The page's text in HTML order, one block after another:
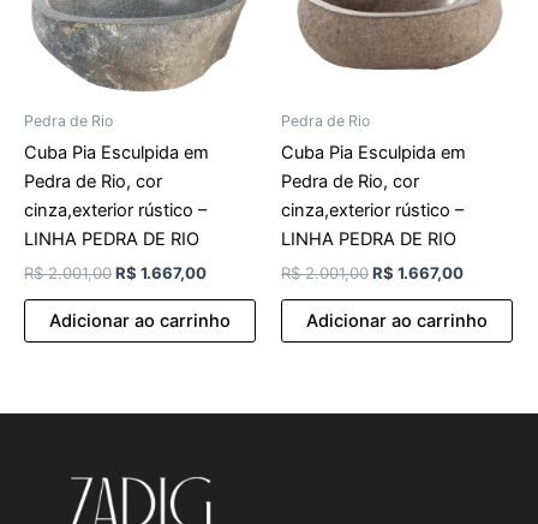
Pedra de Rio
Cuba Pia Esculpida em
Pedra de Rio, cor
cinza,exterior rústico –
LINHA PEDRA DE RIO
R$2.001,00R$ 1.667,00
Adicionar ao carrinho
Pedra de Rio
Cuba Pia Esculpida em
Pedra de Rio, cor
cinza,exterior rústico –
LINHA PEDRA DE RIO
R$2.001,00R$ 1.667,00
Adicionar ao carrinho